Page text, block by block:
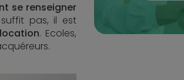
se renseigner
pas, il est
. Ecoles,